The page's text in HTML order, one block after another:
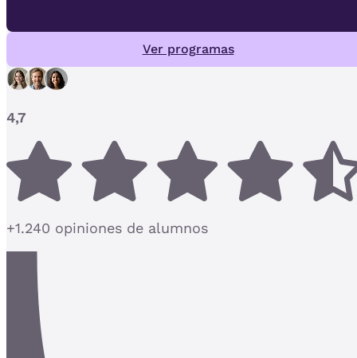
Ver programas
4,7
+1.240 opiniones de alumnos